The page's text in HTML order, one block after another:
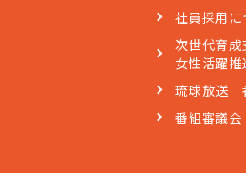
社員採用に
次世代育
女性活躍
琉球放送
番組審議会